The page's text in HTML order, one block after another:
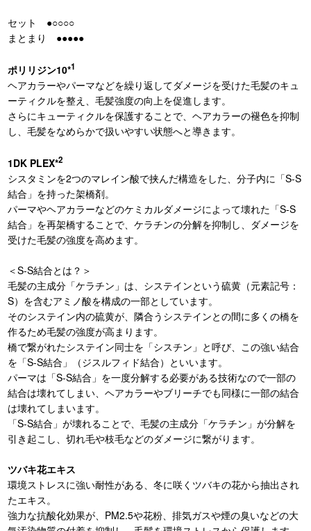
セット ●○○○○
まとまり ●●●●●
ポリリジン10*1
ヘアカラーやパーマなどを繰り返してダメージを受けた毛髪のキュ
ーティクルを整え、毛髪強度の向上を促進します。
さらにキューティクルを保護することで、ヘアカラーの褪色を抑制
し、毛髪をなめらかで扱いやすい状態へと導きます。
1DK PLEX*2
シスタミンを2つのマレイン酸で挟んだ構造をした、分子内に「S-S
結合」を持った架橋剤。
パーマやヘアカラーなどのケミカルダメージによって壊れた「S-S
結合」を再架橋することで、ケラチンの分解を抑制し、ダメージを
受けた毛髪の強度を高めます。
＜S-S結合とは？＞
毛髪の主成分「ケラチン」は、システインという硫黄（元素記号：
S）を含むアミノ酸を構成の一部としています。
そのシステイン内の硫黄が、隣合うシステインとの間に多くの橋を
作るため毛髪の強度が高まります。
橋で繋がれたシステイン同士を「シスチン」と呼び、この強い結合
を「S-S結合」（ジスルフィド結合）といいます。
パーマは「S-S結合」を一度分解する必要がある技術なので一部の
結合は壊れてしまい、ヘアカラーやブリーチでも同様に一部の結合
は壊れてしまいます。
「S-S結合」が壊れることで、毛髪の主成分「ケラチン」が分解を
引き起こし、切れ毛や枝毛などのダメージに繋がります。
ツバキ花エキス
環境ストレスに強い耐性がある、冬に咲くツバキの花から抽出され
たエキス。
強力な抗酸化効果が、PM2.5や花粉、排気ガスや煙の臭いなどの大